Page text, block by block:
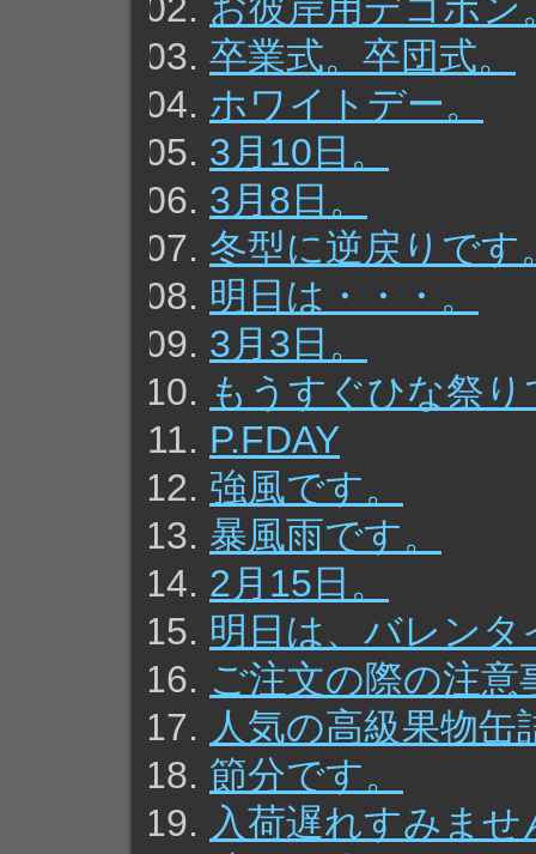
卒業式。卒団式。
ホワイトデー。
3月10日。
3月8日。
冬型に逆戻りです
明日は・・・。
3月3日。
もうすぐひな祭り
P.FDAY
強風です。
暴風雨です。
2月15日。
明日は、バレンタ
ご注文の際の注意
人気の高級果物缶
節分です。
入荷遅れすみませ